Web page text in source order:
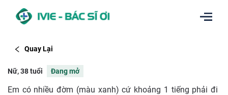
Quay Lại
Nữ, 38 tuổi Đang mở
Em có nhiều đờm (màu xanh) cứ khoảng 1 tiếng phải đi